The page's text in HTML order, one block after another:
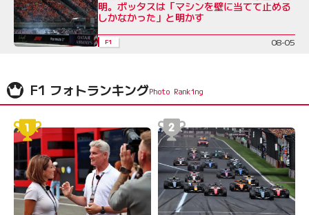
明。ボッタスは「マシンを壁に当てて止める
しかなかった」と明かす
F1 08-05
F1 フォトランキング